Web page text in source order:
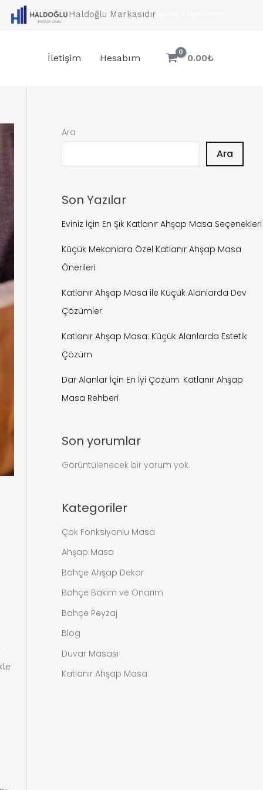
Haldoğlu Markasıdır
İletişim Hesabım 0.00₺
Ara
Ara
Son Yazılar
Eviniz İçin En Şık Katlanır Ahşap Masa Seçenekleri
Küçük Mekanlara Özel Katlanır Ahşap Masa
Önerileri
Katlanır Ahşap Masa ile Küçük Alanlarda Dev
Çözümler
Katlanır Ahşap Masa: Küçük Alanlarda Estetik
Çözüm
Dar Alanlar İçin En İyi Çözüm: Katlanır Ahşap
Masa Rehberi
Son yorumlar
Görüntülenecek bir yorum yok.
Kategoriler
Çok Fonksiyonlu Masa
Ahşap Masa
Bahçe Ahşap Dekor
Bahçe Bakım ve Onarım
Bahçe Peyzaj
Blog
Duvar Masası
Katlanır Ahşap Masa